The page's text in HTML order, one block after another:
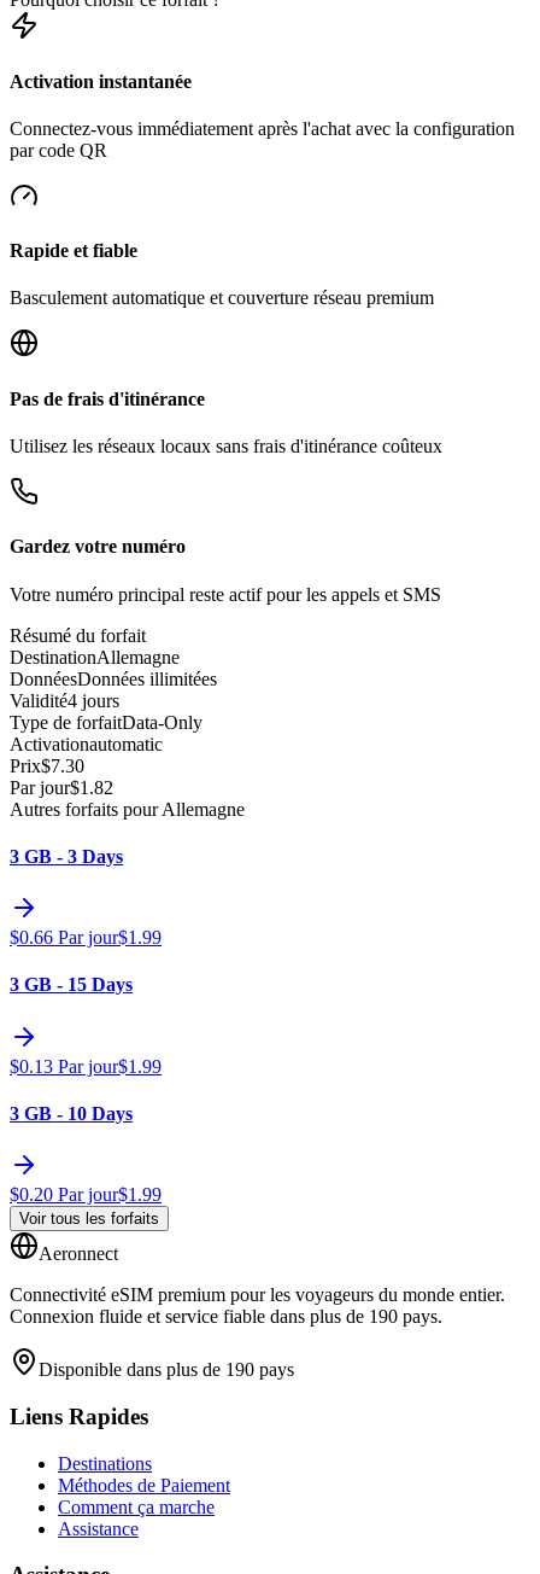
Activation instantanée
Connectez-vous immédiatement après l'achat avec la configuration
par code QR
Rapide et fiable
Basculement automatique et couverture réseau premium
Pas de frais d'itinérance
Utilisez les réseaux locaux sans frais d'itinérance coûteux
Gardez votre numéro
Votre numéro principal reste actif pour les appels et SMS
Résumé du forfait
DestinationAllemagne
DonnéesDonnées illimitées
Validité4 jours
Type de forfaitData-Only
Activationautomatic
Prix$7.30
Par jour$1.82
Autres forfaits pour Allemagne
3 GB - 3 Days
$0.66 Par jour$1.99
3 GB - 15 Days
$0.13 Par jour$1.99
3 GB - 10 Days
$0.20 Par jour$1.99
Voir tous les forfaits
Aeronnect
Connectivité eSIM premium pour les voyageurs du monde entier.
Connexion fluide et service fiable dans plus de 190 pays.
Disponible dans plus de 190 pays
Liens Rapides
Destinations
Méthodes de Paiement
Comment ça marche
Assistance